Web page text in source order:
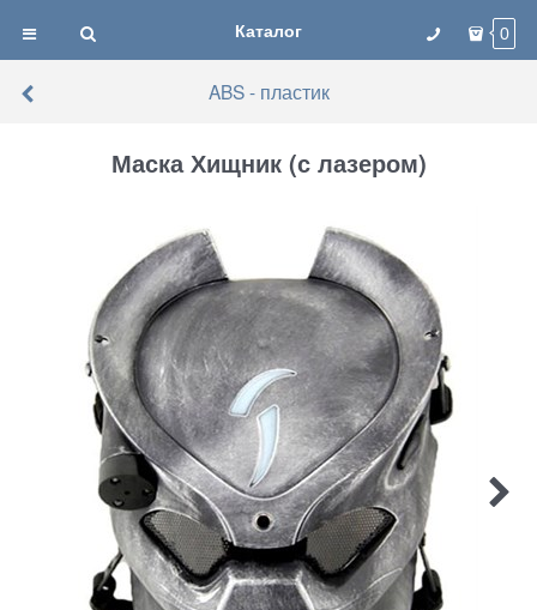
Каталог 0
ABS - пластик
Маска Хищник (с лазером)